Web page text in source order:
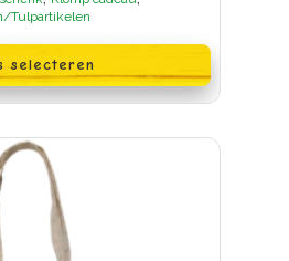
tot
Tulpartikelen
selecteren